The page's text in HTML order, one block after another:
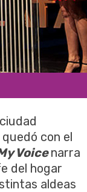
con el
Voicenarra
del hogar
aldeas